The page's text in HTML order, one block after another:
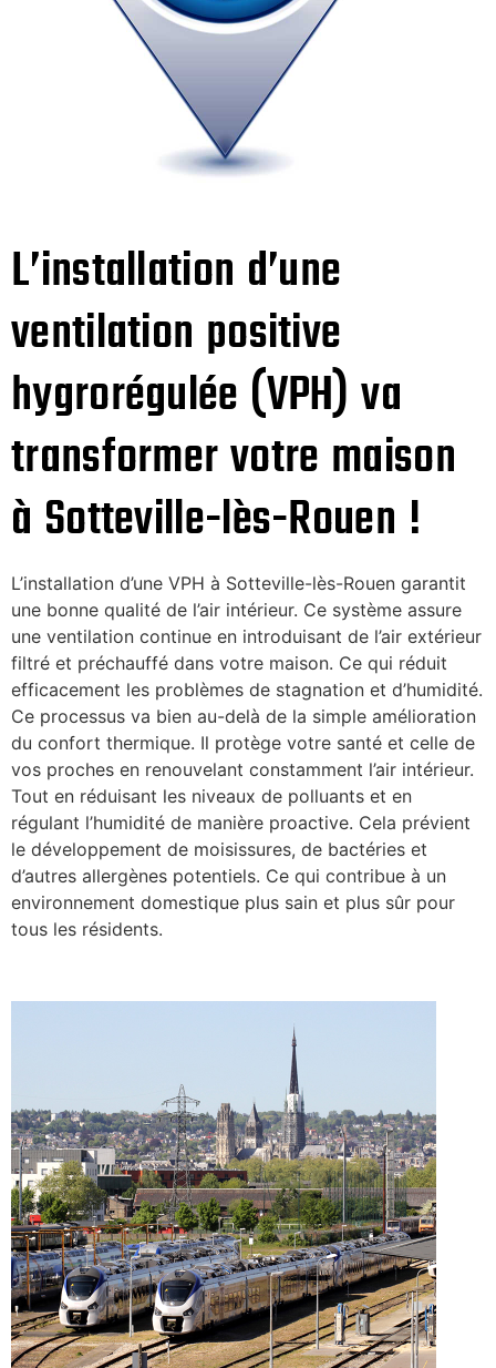
L’installation d’une
ventilation positive
hygrorégulée (VPH) va
transformer votre maison
à Sotteville-lès-Rouen !
L’installation d’une VPH à Sotteville-lès-Rouen garantit
une bonne qualité de l’air intérieur. Ce système assure
une ventilation continue en introduisant de l’air extérieur
filtré et préchauffé dans votre maison. Ce qui réduit
efficacement les problèmes de stagnation et d’humidité.
Ce processus va bien au-delà de la simple amélioration
du confort thermique. Il protège votre santé et celle de
vos proches en renouvelant constamment l’air intérieur.
Tout en réduisant les niveaux de polluants et en
régulant l’humidité de manière proactive. Cela prévient
le développement de moisissures, de bactéries et
d’autres allergènes potentiels. Ce qui contribue à un
environnement domestique plus sain et plus sûr pour
tous les résidents.